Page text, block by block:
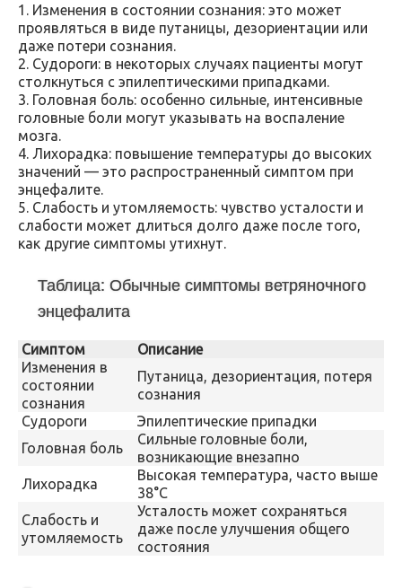
1. Изменения в состоянии сознания: это может
проявляться в виде путаницы, дезориентации или
даже потери сознания.
2. Судороги: в некоторых случаях пациенты могут
столкнуться с эпилептическими припадками.
3. Головная боль: особенно сильные, интенсивные
головные боли могут указывать на воспаление
мозга.
4. Лихорадка: повышение температуры до высоких
значений — это распространенный симптом при
энцефалите.
5. Слабость и утомляемость: чувство усталости и
слабости может длиться долго даже после того,
как другие симптомы утихнут.
Таблица: Обычные симптомы ветряночного
энцефалита
Симптом
Описание
Изменения в
состоянии
сознания
Путаница, дезориентация, потеря
сознания
Судороги
Эпилептические припадки
Головная боль
Сильные головные боли,
возникающие внезапно
Лихорадка
Высокая температура, часто выше
38°C
Слабость и
утомляемость
Усталость может сохраняться
даже после улучшения общего
состояния